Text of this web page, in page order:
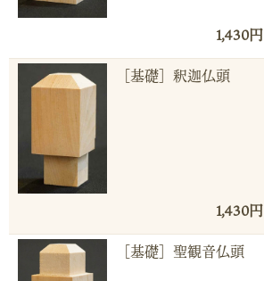
1,430円
［基礎］釈迦仏頭
1,430円
［基礎］聖観音仏頭